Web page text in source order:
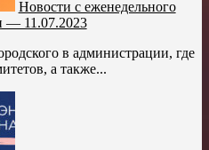
Новости с еженедельного
— 11.07.2023
в администрации, где
а также...